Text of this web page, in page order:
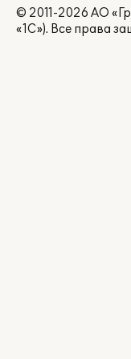
© 2011-2026 АО
«1С»). Все права